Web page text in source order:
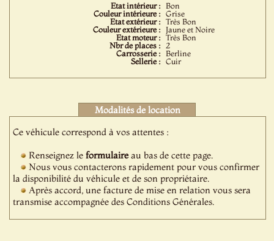
Etat intérieur : Bon
Couleur intérieure : Grise
Etat extérieur : Très Bon
Couleur extérieure : Jaune et Noire
Etat moteur : Très Bon
Nbr de places :
2
Carrosserie : Berline
Sellerie : Cuir
Modalités de location
Ce véhicule correspond à vos attentes :
Renseignez leformulaireau bas de cette page.
Nous vous contacterons rapidement pour vous confirmer
la disponibilité du véhicule et de son propriétaire.
Après accord, une facture de mise en relation vous sera
transmise accompagnée des Conditions Générales.